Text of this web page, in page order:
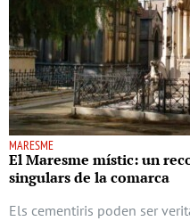
MARESME
El Maresme místic: un
singulars de la comarca
Els cementiris poden ser